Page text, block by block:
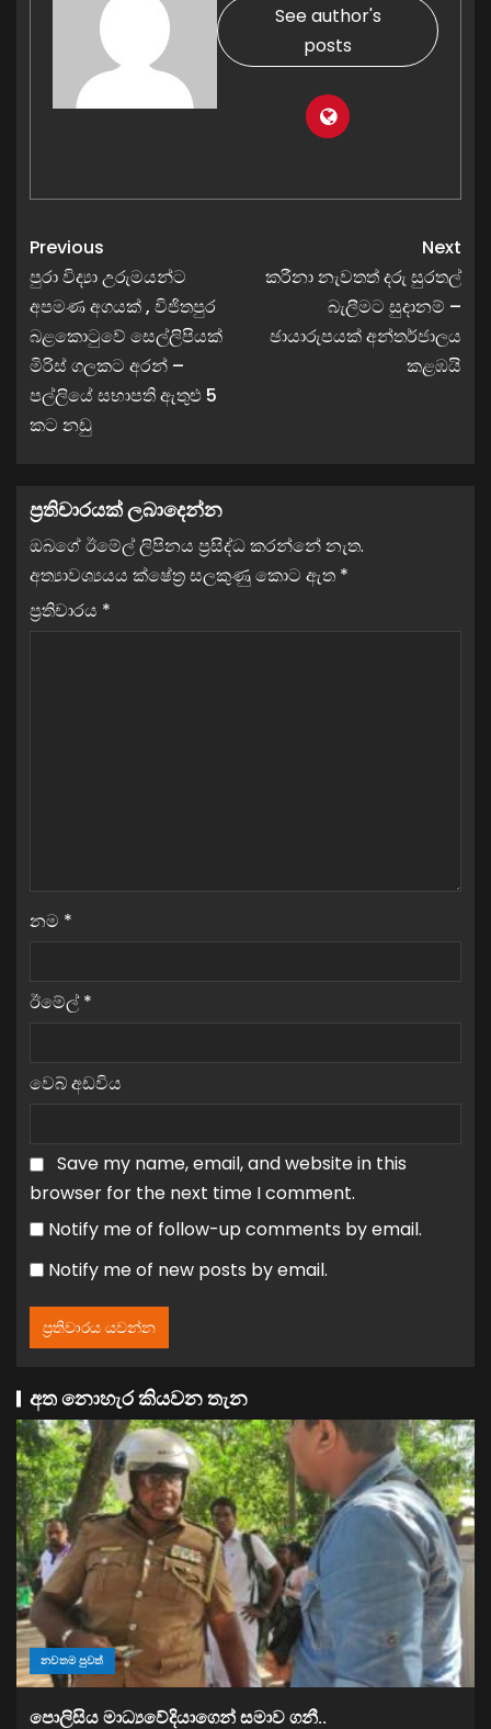
See author's
posts
Previous
පුරා විද්‍යා උරුමයන්ට
අපමණ අගයක් , විජිතපුර
බළකොටුවේ සෙල්ලිපියක්
මිරිස් ගලකට අරන් –
පල්ලියේ සභාපති ඇතුළු 5
කට නඩු
Next
කරීනා නැවතත් දරු සුරතල්
බැලීමට සුදානම් –
ඡායාරුපයක් අන්තර්ජාලය
කළඹයි
ප්‍රතිචාරයක් ලබාදෙන්න
ඔබගේ ඊමේල් ලිපිනය ප්‍රසිද්ධ කරන්නේ නැත.
අත්‍යාවශ්‍යයය ක්ෂේත්‍ර සලකුණු කොට ඇත *
ප්‍රතිචාරය *
නම *
ඊමේල් *
වෙබ් අඩවිය
Save my name, email, and website in this
browser for the next time I comment.
Notify me of follow-up comments by email.
Notify me of new posts by email.
අත නොහැර කියවන තැන
නවතම පුවත්
පොලිසිය මාධ්‍යවේදියාගෙන් සමාව ගනී..